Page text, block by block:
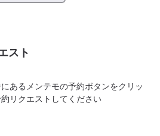
スト
あるメンテモの予約ボタンをクリッ
リクエストしてください